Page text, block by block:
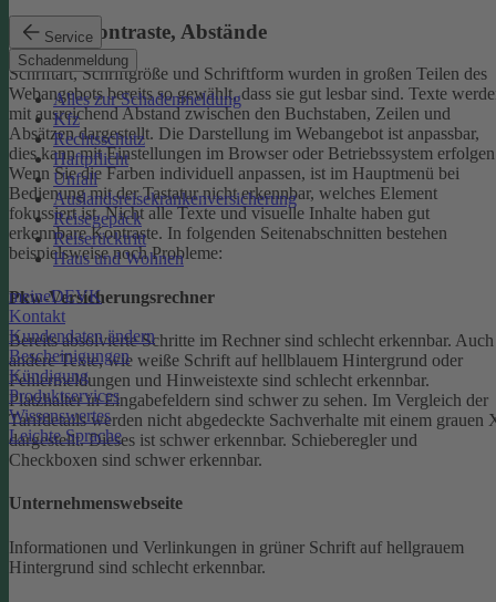
Service
Schadenmeldung
Alles zur Schadenmeldung
Kfz
Rechtsschutz
Haftpflicht
Unfall
Auslandsreisekrankenversicherung
Reisegepäck
Reiserücktritt
Haus und Wohnen
meineDEVK
Kontakt
Kundendaten ändern
Bescheinigungen
Kündigung
Produktservices
Wissenswertes
Leichte Sprache
Schrift, Kontraste, Abstände
Schriftart, Schriftgröße und Schriftform wurden in großen Teilen des
Webangebots bereits so gewählt, dass sie gut lesbar sind. Texte
mit ausreichend Abstand zwischen den Buchstaben, Zeilen und
Absätzen dargestellt. Die Darstellung im Webangebot ist anpassbar,
dies kann mit Einstellungen im Browser oder Betriebssystem
Wenn Sie die Farben individuell anpassen, ist im Hauptmenü bei
Bedienung mit der Tastatur nicht erkennbar, welches Element
fokussiert ist.Nicht alle Texte und visuelle Inhalte haben gut
erkennbare Kontraste. In folgenden Seitenabschnitten bestehen
beispielsweise noch Probleme:
Pkw-Versicherungsrechner
Bereits absolvierte Schritte im Rechner sind schlecht erkennbar. Auch
andere Texte, wie weiße Schrift auf hellblauem Hintergrund oder
Fehlermeldungen und Hinweistexte sind schlecht erkennbar.
Platzhalter in Eingabefeldern sind schwer zu sehen. Im Vergleich der
Tarifdetails werden nicht abgedeckte Sachverhalte mit einem grauen
dargestellt. Dieses ist schwer erkennbar. Schieberegler und
Checkboxen sind schwer erkennbar.
Unternehmenswebseite
Informationen und Verlinkungen in grüner Schrift auf hellgrauem
Hintergrund sind schlecht erkennbar.